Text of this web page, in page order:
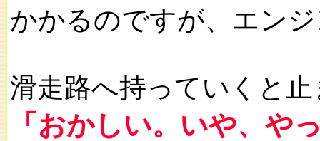
かかるのですが、エン
滑走路へ持っていくと
「おかしい。いや、や